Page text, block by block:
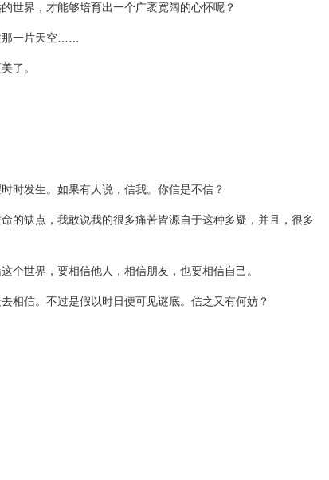
界，才能够培育出一个广袤宽阔的心怀呢？
一片天空……
了。
发生。如果有人说，信我。你信是不信？
缺点，我敢说我的很多痛苦皆源自于这种多疑，并且，很多
世界，要相信他人，相信朋友，也要相信自己。
信。不过是假以时日便可见谜底。信之又有何妨？